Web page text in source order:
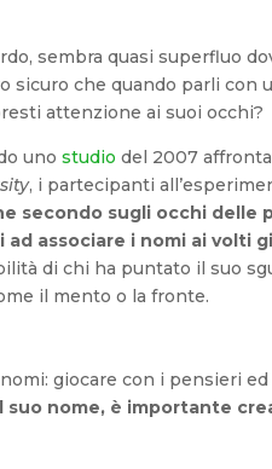
sembra quasi superfluo
sicuro che quando parli con
attenzione ai suoi occhi?
unostudio del 2007
, i partecipanti
secondo sugli occhi delle
ad associare i nomi ai volti
di chi ha puntato il suo
il mento o la fronte.
giocare con i pensieri
suo nome, è importante